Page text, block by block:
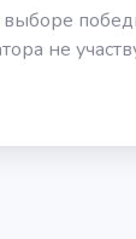
не